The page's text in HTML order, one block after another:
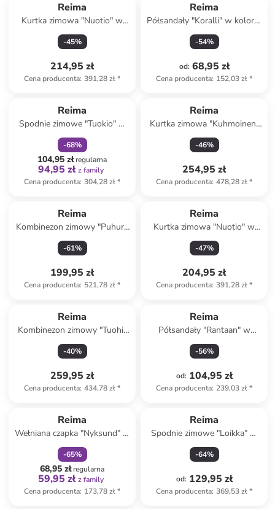
Reima
Kurtka zimowa "Nuotio" w
kolorze niebieskim
-45%
214,95 zł
Cena producenta: 391,28 zł*
Reima
Półsandały "Koralli" w kolorze
różowym
-54%
od: 68,95 zł
Cena producenta: 152,03 zł*
Reima
Spodnie zimowe "Tuokio" w
kolorze fioletowym
-68%
104,95 złregularna
94,95 zł z family
Cena producenta: 304,28 zł*
Reima
Kurtka zimowa "Kuhmoinen"
w kolorze jasnoróżowym
-46%
254,95 zł
Cena producenta: 478,28 zł*
Reima
Kombinezon zimowy "Puhuri"
w kolorze zielonym
-61%
199,95 zł
Cena producenta: 521,78 zł*
Reima
Kurtka zimowa "Nuotio" w
kolorze fioletowym
-47%
204,95 zł
Cena producenta: 391,28 zł*
Reima
Kombinezon zimowy "Tuohi"
w kolorze różowym
-40%
259,95 zł
Cena producenta: 434,78 zł*
Reima
Półsandały "Rantaan" w
kolorze różowym
-56%
od: 104,95 zł
Cena producenta: 239,03 zł*
Reima
Wełniana czapka "Nyksund" w
kolorze fioletowym
-65%
68,95 złregularna
59,95 zł z family
Cena producenta: 173,78 zł*
Reima
Spodnie zimowe "Loikka" w
kolorze błękitnym
-64%
od: 129,95 zł
Cena producenta: 369,53 zł*